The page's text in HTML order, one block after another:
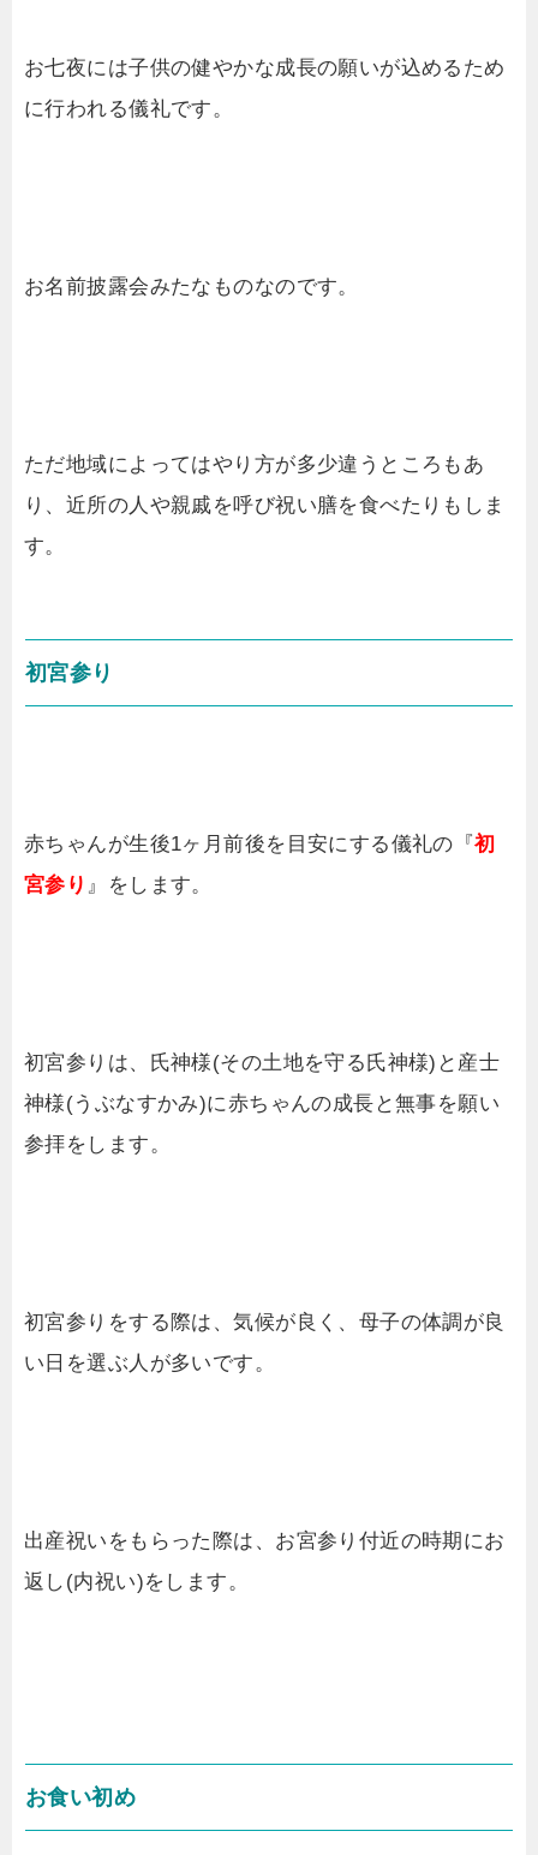
お七夜には子供の健やかな成長の願いが込めるため
に行われる儀礼です。
お名前披露会みたなものなのです。
ただ地域によってはやり方が多少違うところもあ
り、近所の人や親戚を呼び祝い膳を食べたりもしま
す。
初宮参り
赤ちゃんが生後1ヶ月前後を目安にする儀礼の『初
宮参り 』をします。
初宮参りは、氏神様(その土地を守る氏神様)と産士
神様(うぶなすかみ)に赤ちゃんの成長と無事を願い
参拝をします。
初宮参りをする際は、気候が良く、母子の体調が良
い日を選ぶ人が多いです。
出産祝いをもらった際は、お宮参り付近の時期にお
返し(内祝い)をします。
お食い初め